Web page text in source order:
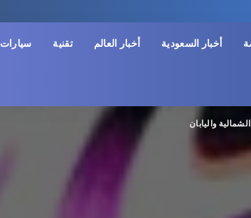
أخبار السعودية أخبار العالم تقنية سيارات
واليابان